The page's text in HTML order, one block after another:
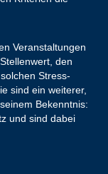
Veranstaltungen
den
Stress-
sind ein weiterer,
Bekenntnis:
und sind dabei